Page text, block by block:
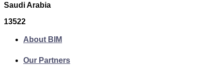
Saudi Arabia
13522
About BIM
Our Partners